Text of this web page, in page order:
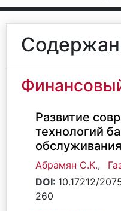
Развитие
технологий
обслуживания
Абрамян С.К.,
DOI: 10.17212/
260